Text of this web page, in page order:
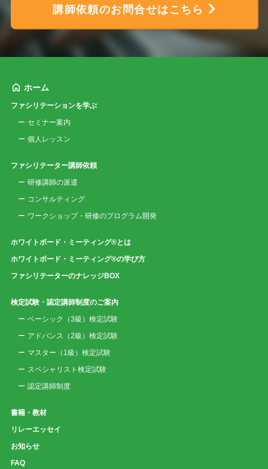
講師依頼のお問合せはこちら
ホーム
ファシリテーションを学ぶ
セミナー案内
個人レッスン
ファシリテーター講師依頼
研修講師の派遣
コンサルティング
ワークショップ・研修のプログラム開発
ホワイトボード・ミーティング®とは
ホワイトボード・ミーティング®の学び方
ファシリテーターのナレッジBOX
検定試験・認定講師制度のご案内
ベーシック（3級）検定試験
アドバンス（2級）検定試験
マスター（1級）検定試験
スペシャリスト検定試験
認定講師制度
書籍・教材
リレーエッセイ
お知らせ
FAQ